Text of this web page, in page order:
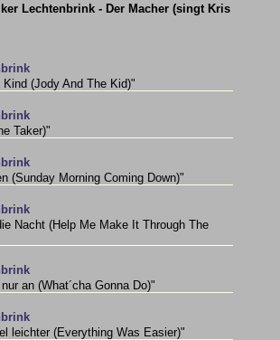
Lechtenbrink - Der Macher (singt Kris
(Jody And The Kid)"
Taker)"
(Sunday Morning Coming Down)"
Nacht (Help Me Make It Through The
an (What´cha Gonna Do)"
leichter (Everything Was Easier)"